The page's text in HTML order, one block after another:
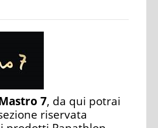
7, da qui potrai
riservata